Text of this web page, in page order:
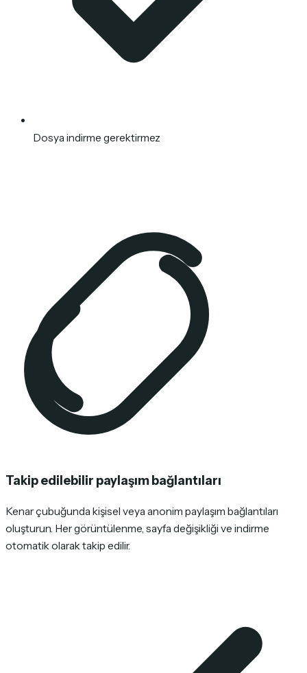
Dosya indirme gerektirmez
Takip edilebilir paylaşım bağlantıları
Kenar çubuğunda kişisel veya anonim paylaşım bağlantıları
oluşturun. Her görüntülenme, sayfa değişikliği ve indirme
otomatik olarak takip edilir.